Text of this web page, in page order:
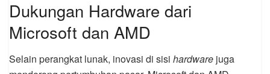
Dukungan Hardware dari
Microsoft dan AMD
Selain perangkat lunak, inovasi di sisi hardware juga